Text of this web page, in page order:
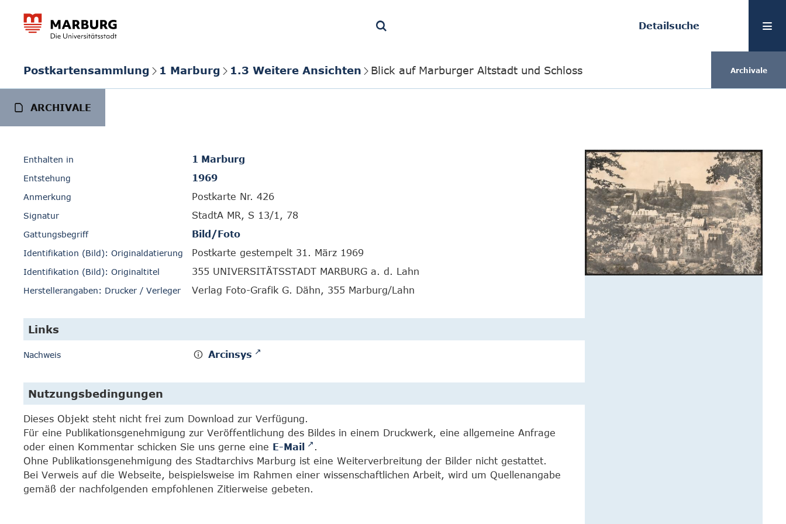
Detailsuche
Postkartensammlung 1 Marburg 1.3 Weitere Ansichten Blick auf Marburger Altstadt und Schloss Archivale
ARCHIVALE
Enthalten in 1 Marburg
Entstehung 1969
Anmerkung Postkarte Nr. 426
Signatur StadtA MR, S 13/1, 78
Gattungsbegriff Bild/Foto
Identifikation (Bild): Originaldatierung Postkarte gestempelt 31. März 1969
Identifikation (Bild): Originaltitel 355 UNIVERSITÄTSSTADT MARBURG a. d. Lahn
Herstellerangaben: Drucker / Verleger Verlag Foto-Grafik G. Dähn, 355 Marburg/Lahn
Links
Nachweis Arcinsys
Nutzungsbedingungen
Dieses Objekt steht nicht frei zum Download zur Verfügung.
Für eine Publikationsgenehmigung zur Veröffentlichung des Bildes in einem Druckwerk, eine allgemeine Anfrage
oder einen Kommentar schicken Sie uns gerne eine E-Mail
.
Ohne Publikationsgenehmigung des Stadtarchivs Marburg ist eine Weiterverbreitung der Bilder nicht gestattet.
Bei Verweis auf die Webseite, beispielsweise im Rahmen einer wissenschaftlichen Arbeit, wird um Quellenangabe
gemäß der nachfolgenden empfohlenen Zitierweise gebeten.